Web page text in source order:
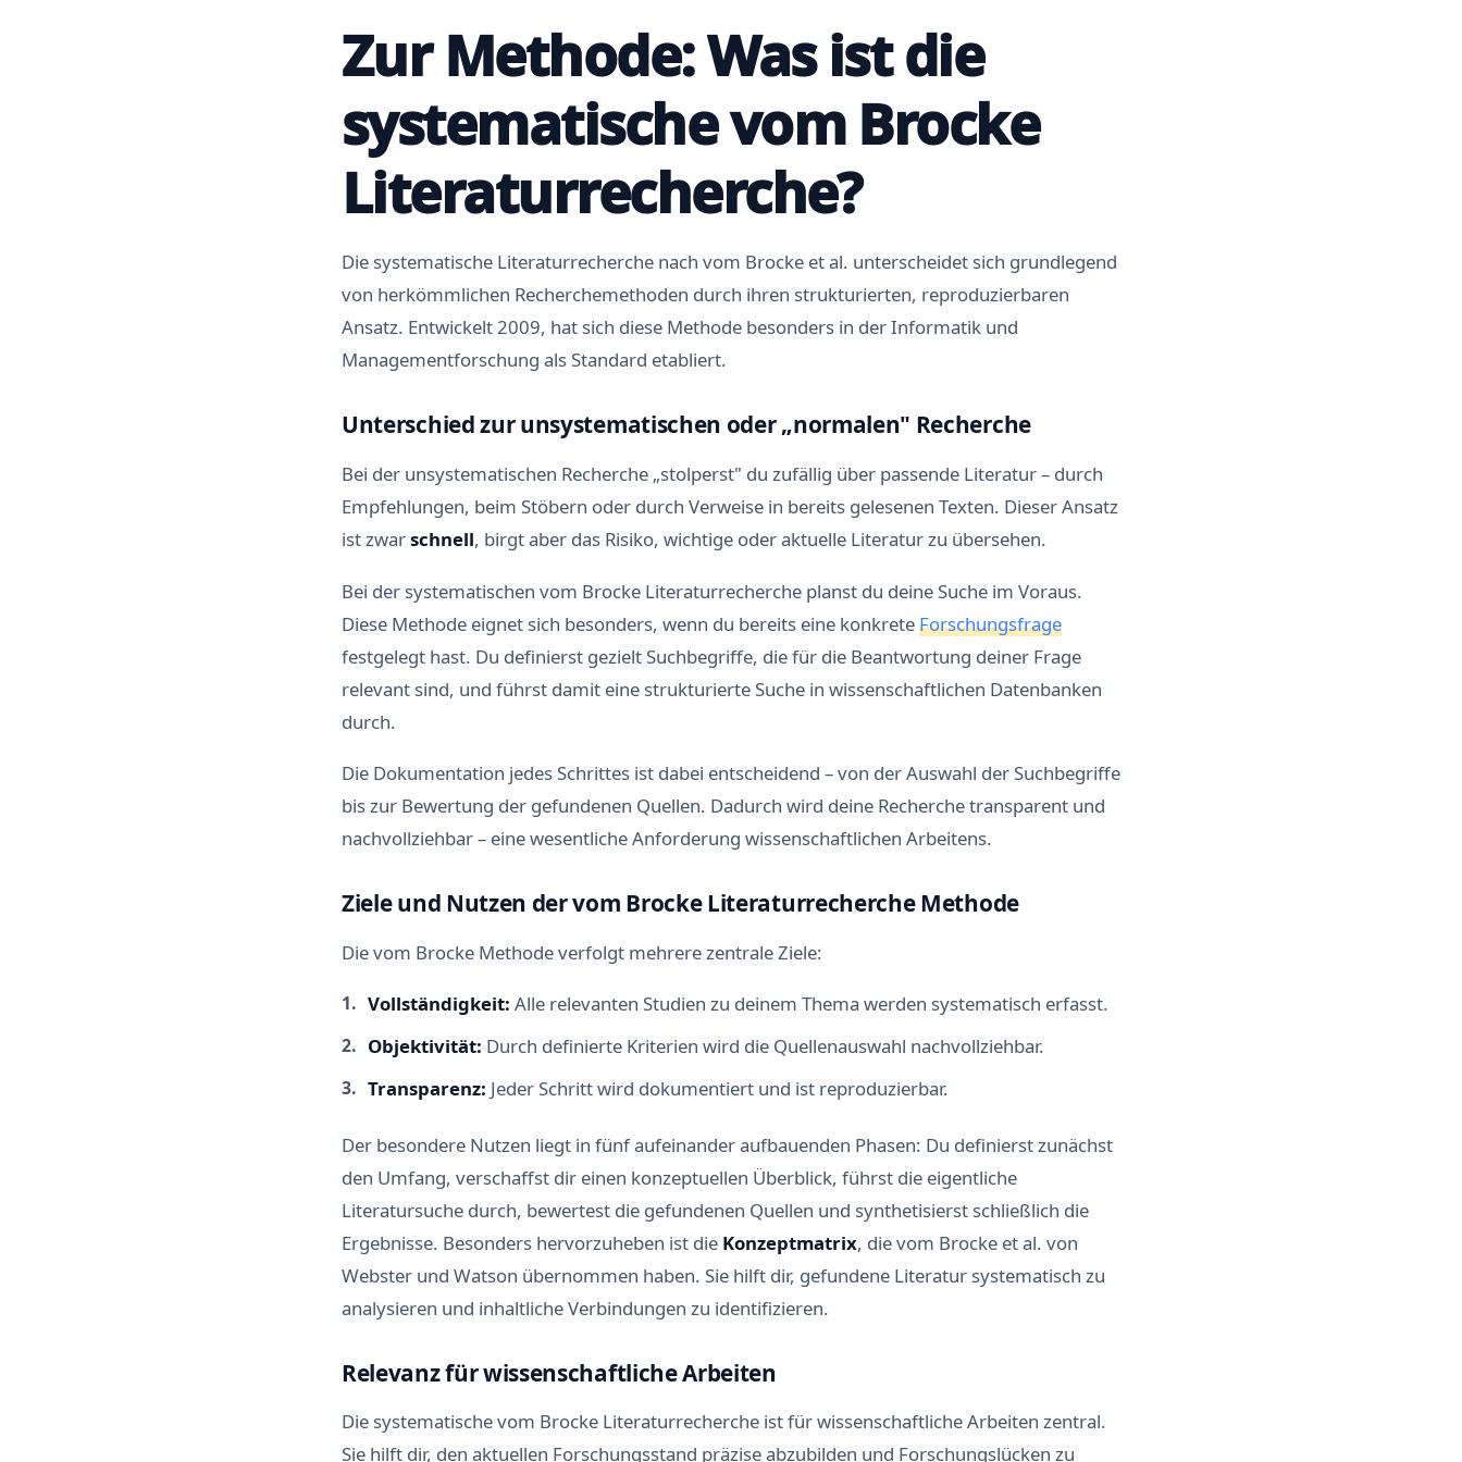
e
n
k
o
s
e
u
n
t
u
f
h
l
r
a
t
e
i
r
w
i
e
c
t
c
r
i
f
e
l
e
u
f
l
Zur Methode: Was ist die
systematische vom Brocke
Literaturrecherche?
Die systematische Literaturrecherche nach vom Brocke et al. unterscheidet sich grundlegend
von herkömmlichen Recherchemethoden durch ihren strukturierten, reproduzierbaren
Ansatz. Entwickelt 2009, hat sich diese Methode besonders in der Informatik und
Managementforschung als Standard etabliert.
Unterschied zur unsystematischen oder „normalen" Recherche
Bei der unsystematischen Recherche „stolperst" du zufällig über passende Literatur – durch
Empfehlungen, beim Stöbern oder durch Verweise in bereits gelesenen Texten. Dieser Ansatz
ist zwarschnell, birgt aber das Risiko, wichtige oder aktuelle Literatur zu übersehen.
Bei der systematischen vom Brocke Literaturrecherche planst du deine Suche im Voraus.
Diese Methode eignet sich besonders, wenn du bereits eine konkreteForschungsfrage
festgelegt hast. Du definierst gezielt Suchbegriffe, die für die Beantwortung deiner Frage
relevant sind, und führst damit eine strukturierte Suche in wissenschaftlichen Datenbanken
durch.
Die Dokumentation jedes Schrittes ist dabei entscheidend – von der Auswahl der Suchbegriffe
bis zur Bewertung der gefundenen Quellen. Dadurch wird deine Recherche transparent und
nachvollziehbar – eine wesentliche Anforderung wissenschaftlichen Arbeitens.
Ziele und Nutzen der vom Brocke Literaturrecherche Methode
Die vom Brocke Methode verfolgt mehrere zentrale Ziele:
Vollständigkeit: Alle relevanten Studien zu deinem Thema werden systematisch erfasst.
Objektivität: Durch definierte Kriterien wird die Quellenauswahl nachvollziehbar.
Transparenz: Jeder Schritt wird dokumentiert und ist reproduzierbar.
Der besondere Nutzen liegt in fünf aufeinander aufbauenden Phasen: Du definierst zunächst
den Umfang, verschaffst dir einen konzeptuellen Überblick, führst die eigentliche
Literatursuche durch, bewertest die gefundenen Quellen und synthetisierst schließlich die
Ergebnisse. Besonders hervorzuheben ist die Konzeptmatrix, die vom Brocke et al. von
Webster und Watson übernommen haben. Sie hilft dir, gefundene Literatur systematisch zu
analysieren und inhaltliche Verbindungen zu identifizieren.
Relevanz für wissenschaftliche Arbeiten
Die systematische vom Brocke Literaturrecherche ist für wissenschaftliche Arbeiten zentral.
Sie hilft dir, den aktuellen Forschungsstand präzise abzubilden und Forschungslücken zu